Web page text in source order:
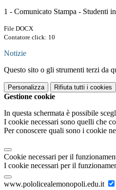
1 - Comunicato Stampa - Studenti
File DOCX
Contatore click: 10
Notizie
Questo sito o gli strumenti terzi da
Personalizza Rifiuta tutti i cookies
Gestione cookie
In questa schermata è possibile
I cookie necessari sono quelli che
Per conoscere quali sono i cookie
Cookie necessari per il
I cookie necessari per il
www.pololicealemonopoli.edu.it